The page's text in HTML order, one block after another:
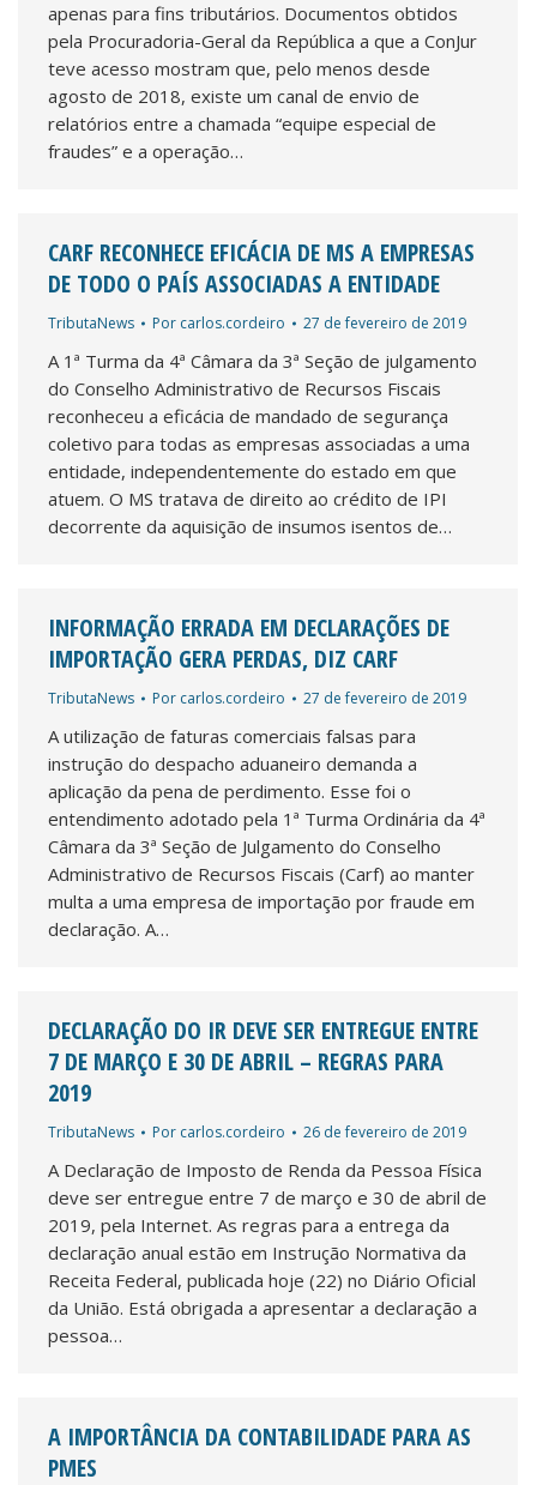
apenas para fins tributários. Documentos obtidos
pela Procuradoria-Geral da República a que a ConJur
teve acesso mostram que, pelo menos desde
agosto de 2018, existe um canal de envio de
relatórios entre a chamada “equipe especial de
fraudes” e a operação…
CARF RECONHECE EFICÁCIA DE MS A EMPRESAS
DE TODO O PAÍS ASSOCIADAS A ENTIDADE
TributaNews Por carlos.cordeiro 27 de fevereiro de 2019
A 1ª Turma da 4ª Câmara da 3ª Seção de julgamento
do Conselho Administrativo de Recursos Fiscais
reconheceu a eficácia de mandado de segurança
coletivo para todas as empresas associadas a uma
entidade, independentemente do estado em que
atuem. O MS tratava de direito ao crédito de IPI
decorrente da aquisição de insumos isentos de…
INFORMAÇÃO ERRADA EM DECLARAÇÕES DE
IMPORTAÇÃO GERA PERDAS, DIZ CARF
TributaNews Por carlos.cordeiro 27 de fevereiro de 2019
A utilização de faturas comerciais falsas para
instrução do despacho aduaneiro demanda a
aplicação da pena de perdimento. Esse foi o
entendimento adotado pela 1ª Turma Ordinária da 4ª
Câmara da 3ª Seção de Julgamento do Conselho
Administrativo de Recursos Fiscais (Carf) ao manter
multa a uma empresa de importação por fraude em
declaração. A…
DECLARAÇÃO DO IR DEVE SER ENTREGUE ENTRE
7 DE MARÇO E 30 DE ABRIL – REGRAS PARA
2019
TributaNews Por carlos.cordeiro 26 de fevereiro de 2019
A Declaração de Imposto de Renda da Pessoa Física
deve ser entregue entre 7 de março e 30 de abril de
2019, pela Internet. As regras para a entrega da
declaração anual estão em Instrução Normativa da
Receita Federal, publicada hoje (22) no Diário Oficial
da União. Está obrigada a apresentar a declaração a
pessoa…
A IMPORTÂNCIA DA CONTABILIDADE PARA AS
PMES